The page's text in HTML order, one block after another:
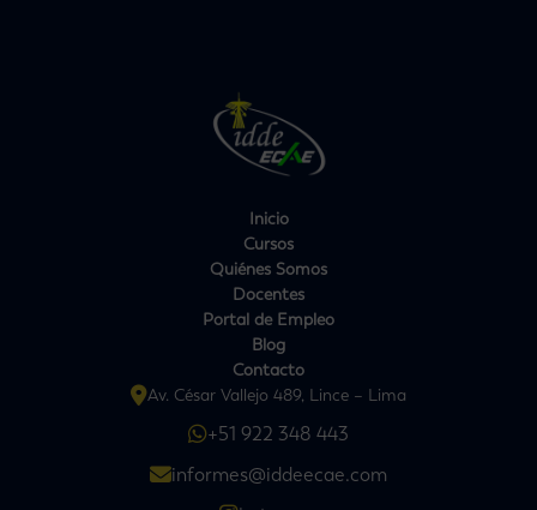
Inicio
Cursos
Quiénes Somos
Docentes
Portal de Empleo
Blog
Contacto
Av. César Vallejo 489, Lince – Lima
+51 922 348 443
informes@iddeecae.com